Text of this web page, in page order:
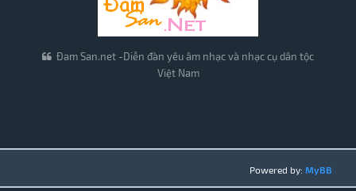
Đam San.net -Diễn đàn yêu âm nhạc và nhạc cụ dân tộc
Việt Nam
Powered by: MyBB